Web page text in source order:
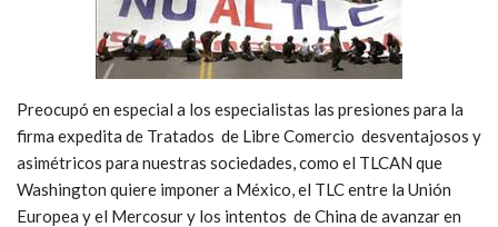
Preocupó en especial a los especialistas las presiones para la
firma expedita de Tratados de Libre Comercio desventajosos y
asimétricos para nuestras sociedades, como el TLCAN que
Washington quiere imponer a México, el TLC entre la Unión
Europea y el Mercosur y los intentos de China de avanzar en